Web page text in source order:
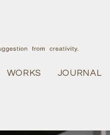
SERVICE
WORKS WORKS
JOURNAL